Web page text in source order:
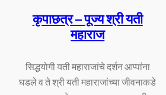
कृपाछत्र – पूज्य श्री यती
महाराज
सिद्धयोगी यती महाराजांचे दर्शन आप्पांना
घडले व ते श्री यती महाराजांच्या जीवनाकडे